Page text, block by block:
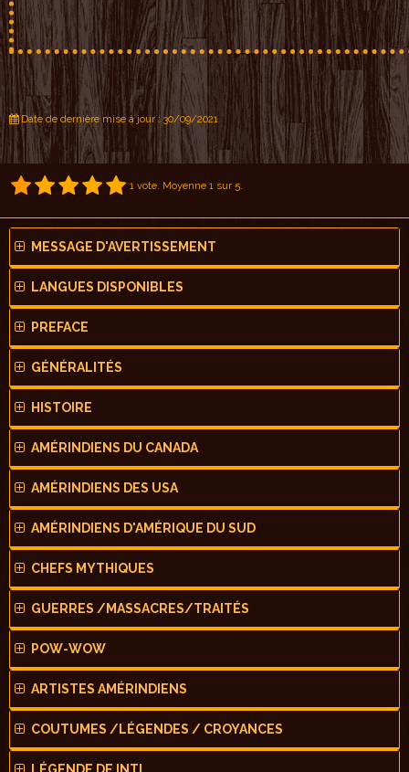
Date de dernière mise à jour : 30/09/2021
1 vote. Moyenne 1 sur 5.
MESSAGE D'AVERTISSEMENT
LANGUES DISPONIBLES
PREFACE
GÉNÉRALITÉS
HISTOIRE
AMÉRINDIENS DU CANADA
AMÉRINDIENS DES USA
AMÉRINDIENS D'AMÉRIQUE DU SUD
CHEFS MYTHIQUES
GUERRES /MASSACRES/TRAITÉS
POW-WOW
ARTISTES AMÉRINDIENS
COUTUMES /LÉGENDES / CROYANCES
LÉGENDE DE INTI